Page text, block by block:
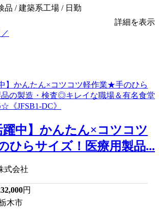
品 / 建築系工場 / 日勤
詳細を表示
躍中】かんたん×コツコツ
ひらサイズ！医療用製品...
式会社
円
木市